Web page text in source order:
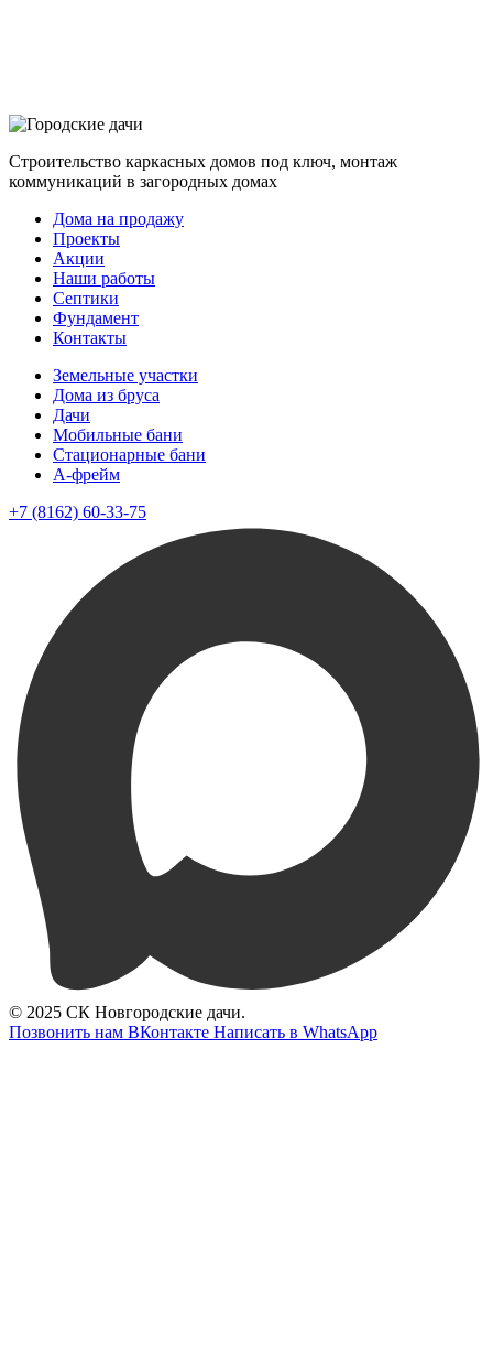
Строительство каркасных домов под ключ, монтаж
коммуникаций в загородных домах
Дома на продажу
Проекты
Акции
Наши работы
Септики
Фундамент
Контакты
Земельные участки
Дома из бруса
Дачи
Мобильные бани
Стационарные бани
A-фрейм
+7 (8162) 60-33-75
© 2025 СК Новгородские дачи.
Позвонить нам ВКонтакте Написать в WhatsApp